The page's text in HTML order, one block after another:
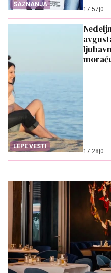
SAZNANJA
17:57 0
LEPE VESTI
17:28 0